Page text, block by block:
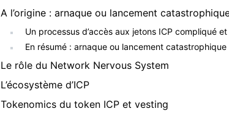
A l’origine : arnaque ou lancement
Un processus d’accès aux jetons ICP compliqué
En résumé : arnaque ou lancement catastrophique
Le rôle du Network Nervous System
L’écosystème d’ICP
Tokenomics du token ICP et vesting